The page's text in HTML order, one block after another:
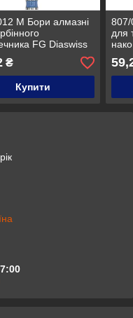
М Бори алмазні
FG Diaswiss
(Діасвісс)
, цін/кат 1
₴
Купити
для